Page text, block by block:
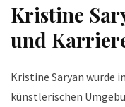
Kristine
und
Kristine Saryan wurde
künstlerischen